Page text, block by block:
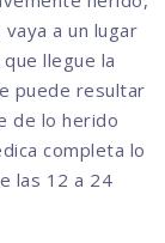
a un lugar
llegue la
puede resultar
de lo herido
completa lo
las 12 a 24